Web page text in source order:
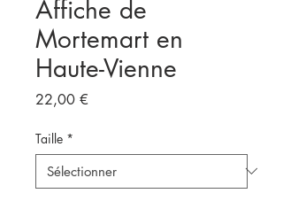
Affiche de
Mortemart en
Haute-Vienne
22,00 €
Taille *